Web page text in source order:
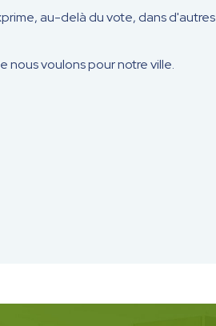
au-delà du vote, dans d'autres
nous voulons pour notre ville.